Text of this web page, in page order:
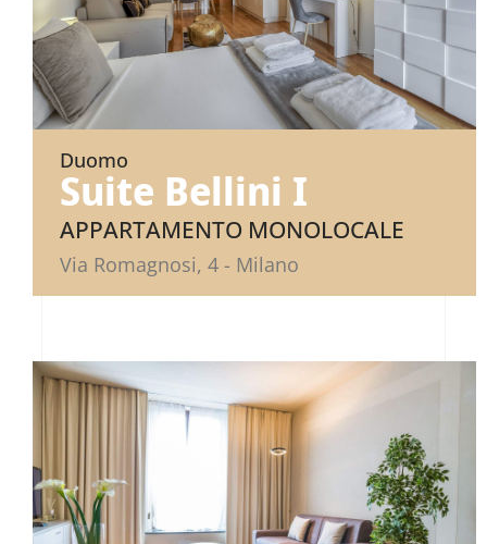
Duomo
Suite Bellini I
APPARTAMENTO MONOLOCALE
Via Romagnosi, 4 - Milano